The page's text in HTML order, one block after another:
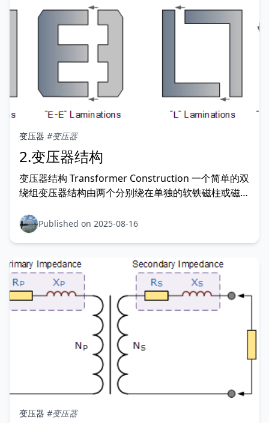
变压器 #变压器
2.变压器结构
变压器结构 Transformer Construction 一个简单的双
绕组变压器结构由两个分别绕在单独的软铁磁柱或磁芯
变压器的结构提供了一个磁路，这个磁路通常被称为变
压器铁芯（transformer core），其设计目的是为磁
Published on 2025-08-16
变压器 #变压器